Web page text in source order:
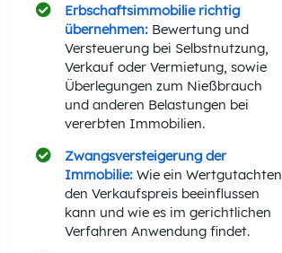
Erbschaftsimmobilie richtig
übernehmen: Bewertung und
Versteuerung bei Selbstnutzung,
Verkauf oder Vermietung, sowie
Überlegungen zum Nießbrauch
und anderen Belastungen bei
vererbten Immobilien.
Zwangsversteigerung der
Immobilie: Wie ein Wertgutachten
den Verkaufspreis beeinflussen
kann und wie es im gerichtlichen
Verfahren Anwendung findet.